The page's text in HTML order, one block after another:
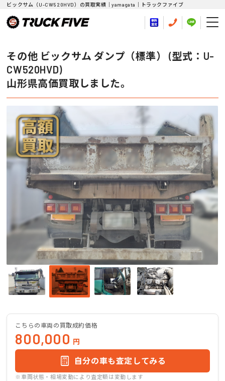
ビックサム（U-CW520HVD）の買取実績｜yamagata｜トラックファイブ
その他 ビックサム ダンプ（標準） (型式：U-
CW520HVD)
山形県高価買取しました。
こちらの車両の買取成約価格
800,000 円
自分の車も査定してみる
※車両状態・相場変動により査定額は変動します